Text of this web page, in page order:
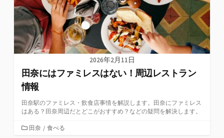
2026年2月11日
田奈にはファミレスはない！周辺レストラン
情報
田奈駅のファミレス・飲食店事情を解説します。田奈にファミレス
はある？田奈周辺だとどこがおすすめ？などの疑問を解決します。
カ田奈 / 食べる